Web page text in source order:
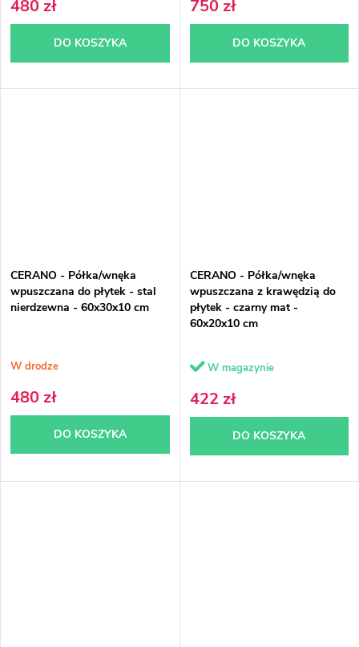
480 zł
DO KOSZYKA
750 zł
DO KOSZYKA
CERANO - Półka/wnęka
wpuszczana do płytek - stal
nierdzewna - 60x30x10 cm
W drodze
480 zł
DO KOSZYKA
CERANO - Półka/wnęka
wpuszczana z krawędzią do
płytek - czarny mat -
60x20x10 cm
W magazynie
422 zł
DO KOSZYKA